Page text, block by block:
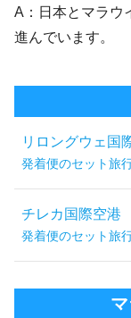
A：日本とマラウ
進んでいます。
リロングウェ国
発着便のセット旅
チレカ国際空港
発着便のセット旅